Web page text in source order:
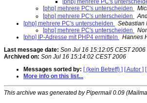
[php] mehrere PC's
[php] mehrere PC's unterscheiden
[php] mehrere PC's unterscheiden
[php] mehrere PC's unterscheiden
Sebastian
[php] mehrere PC's unterscheiden
[php] IP-Adresse mit PHP4 ermitteln
Hannes
Last message date: Son Jul 16 15:12:05 CEST 2006
Archived on: Son Jul 16 15:14:02 CEST 2006
Messages sorted by: [ (kein Betreff) ] [ Autor ]
More info on this list...
This archive was generated by Pipermail 0.09